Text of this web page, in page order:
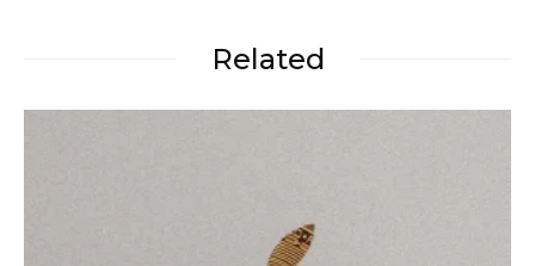
Related